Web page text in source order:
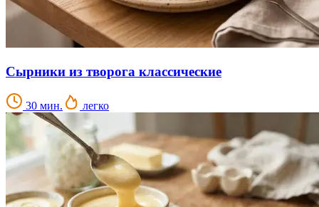
Сырники из творога классические
30 мин. легко